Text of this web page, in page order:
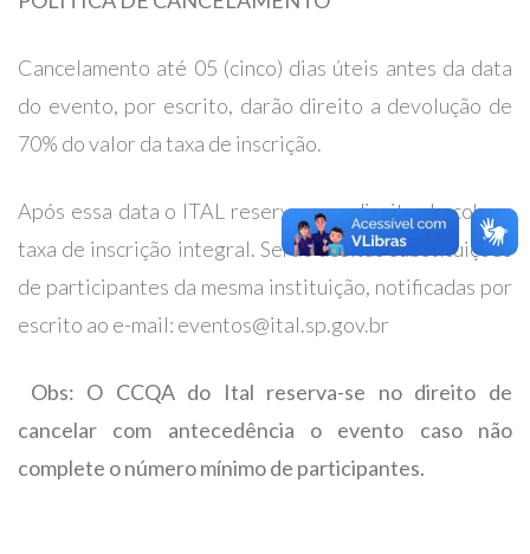
Cancelamento até 05 (cinco) dias úteis antes da data
do evento, por escrito, darão direito a devolução de
70% do valor da taxa de inscrição.
Após essa data o ITAL reserva-se o direito de cobrar
taxa de inscrição integral. Serão aceitas substituições
de participantes da mesma instituição, notificadas por
escrito ao e-mail: eventos@ital.sp.gov.br
Obs: O CCQA do Ital reserva-se no direito de
cancelar com antecedência o evento caso não
complete o número mínimo de participantes.